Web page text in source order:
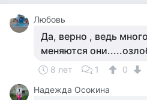
Любовь
Да, верно , ведь
меняются
8 лет 1
0
Надежда Осокина